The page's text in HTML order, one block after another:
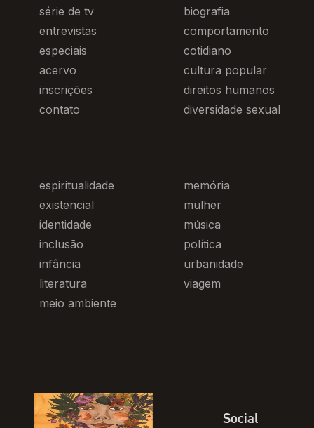
série de tv
entrevistas
especiais
acervo
inscrições
contato
biografia
comportamento
cotidiano
cultura popular
direitos humanos
diversidade sexual
espiritualidade
existencial
identidade
inclusão
infância
literatura
meio ambiente
memória
mulher
música
política
urbanidade
viagem
Social